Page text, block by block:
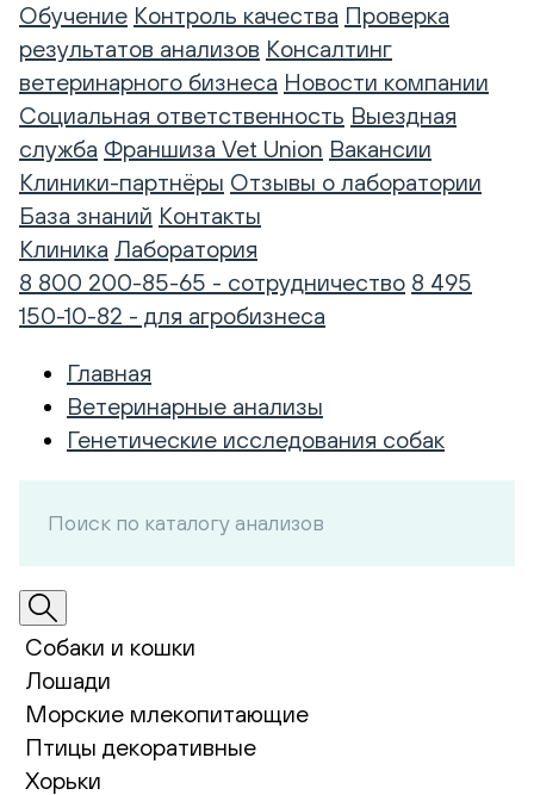
Обучение Контроль качества Проверка
результатов анализов Консалтинг
ветеринарного бизнеса Новости компании
Социальная ответственность Выездная
служба Франшиза Vet Union Вакансии
Клиники-партнёры Отзывы о лаборатории
База знаний Контакты
Клиника Лаборатория
8 800 200-85-65 - сотрудничество 8 495
150-10-82 - для агробизнеса
Главная
Ветеринарные анализы
Генетические исследования собак
Собаки и кошки
Лошади
Морские млекопитающие
Птицы декоративные
Хорьки